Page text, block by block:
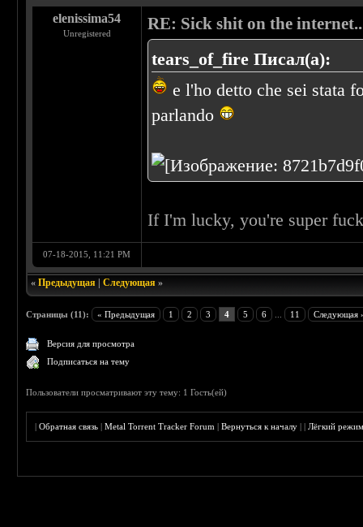
elenissima54
Unregistered
RE: Sick shit on the
tears_of_fire Писал(а):
e l'ho detto che sei stata
parlando
If I'm lucky, you're super
07-18-2015, 11:21 PM
«Предыдущая |Следующая »
Страницы (11): « Предыдущая 1 2 3 4 5 6 11 Следующая
Версия для просмотра
Подписаться на тему
Пользователи просматривают эту тему: 1 Гость(ей)
|Обратная связь |Metal Torrent Tracker Forum |Вернуться к началу ||Лёгкий